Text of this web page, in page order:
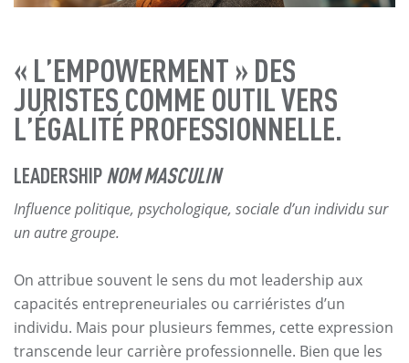
« L’EMPOWERMENT » DES
JURISTES COMME OUTIL VERS
L’ÉGALITÉ PROFESSIONNELLE.
LEADERSHIPNOM MASCULIN
Influence politique, psychologique, sociale d’un individu sur
un autre groupe.
On attribue souvent le sens du mot leadership aux
capacités entrepreneuriales ou carriéristes d’un
individu. Mais pour plusieurs femmes, cette expression
transcende leur carrière professionnelle. Bien que les